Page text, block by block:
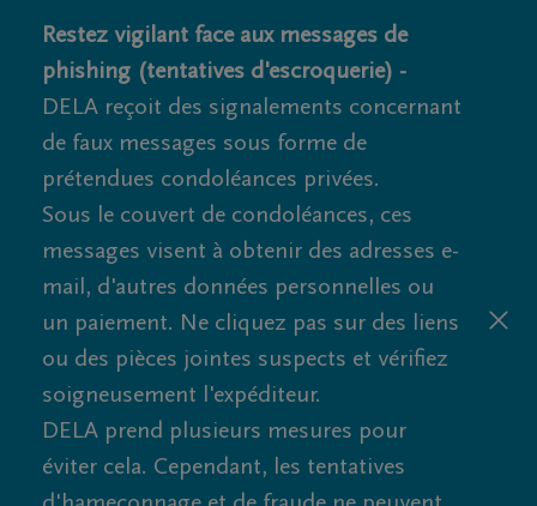
Restez vigilant face aux messages de
phishing (tentatives d'escroquerie) -
DELA reçoit des signalements concernant
de faux messages sous forme de
prétendues condoléances privées.
Sous le couvert de condoléances, ces
messages visent à obtenir des adresses e-
mail, d'autres données personnelles ou
un paiement. Ne cliquez pas sur des liens
ou des pièces jointes suspects et vérifiez
soigneusement l'expéditeur.
DELA prend plusieurs mesures pour
éviter cela. Cependant, les tentatives